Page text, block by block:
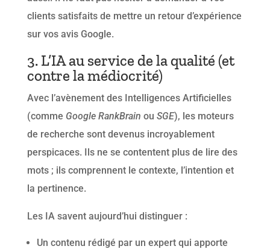
clients satisfaits de mettre un retour d’expérience
sur vos avis Google.
3. L’IA au service de la qualité (et
contre la médiocrité)
Avec l’avènement des Intelligences Artificielles
(comme Google RankBrain ou SGE), les moteurs
de recherche sont devenus incroyablement
perspicaces. Ils ne se contentent plus de lire des
mots ; ils comprennent le contexte, l’intention et
la pertinence.
Les IA savent aujourd’hui distinguer :
Un contenu rédigé par un expert qui apporte